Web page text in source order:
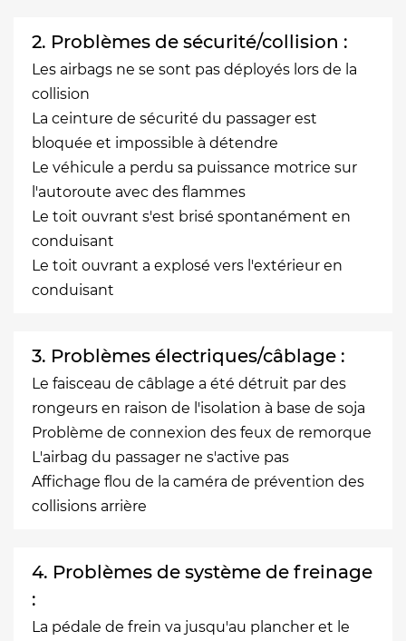
2. Problèmes de sécurité/collision :
Les airbags ne se sont pas déployés lors de la
collision
La ceinture de sécurité du passager est
bloquée et impossible à détendre
Le véhicule a perdu sa puissance motrice sur
l'autoroute avec des flammes
Le toit ouvrant s'est brisé spontanément en
conduisant
Le toit ouvrant a explosé vers l'extérieur en
conduisant
3. Problèmes électriques/câblage :
Le faisceau de câblage a été détruit par des
rongeurs en raison de l'isolation à base de soja
Problème de connexion des feux de remorque
L'airbag du passager ne s'active pas
Affichage flou de la caméra de prévention des
collisions arrière
4. Problèmes de système de freinage
:
La pédale de frein va jusqu'au plancher et le